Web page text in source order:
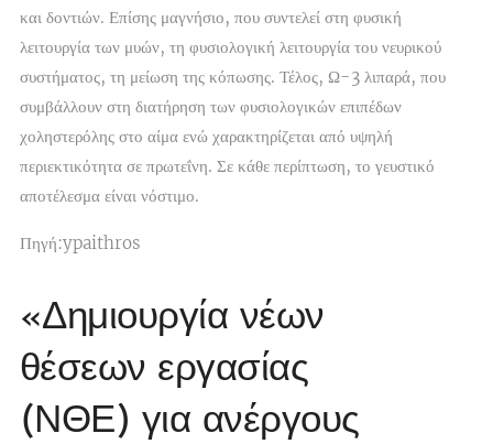
και δοντιών. Επίσης μαγνήσιο, που συντελεί στη φυσική
λειτουργία των μυών, τη φυσιολογική λειτουργία του νευρικού
συστήματος, τη μείωση της κόπωσης. Τέλος, Ω-3 λιπαρά, που
συμβάλλουν στη διατήρηση των φυσιολογικών επιπέδων
χοληστερόλης στο αίμα ενώ χαρακτηρίζεται από υψηλή
περιεκτικότητα σε πρωτεΐνη. Σε κάθε περίπτωση, το γευστικό
αποτέλεσμα είναι νόστιμο.
Πηγή:ypaithros
«Δημιουργία νέων
θέσεων εργασίας
(ΝΘΕ) για ανέργους